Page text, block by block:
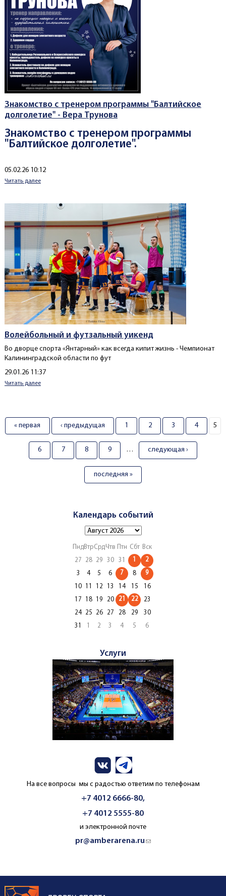
Знакомство с тренером программы "Балтийское
долголетие" - Вера Трунова
Знакомство с тренером программы
"Балтийское долголетие".
Создано
05.02.26 10:12
Читать далее
Волейбольный и футзальный уикенд
Во дворце спорта «Янтарный»как всегда кипит жизнь - Чемпионат
Калининградской области по фут
Создано
29.01.26 11:37
Читать далее
« первая ‹ предыдущая 1 2 3 4 5
6 7 8 9 … следующая ›
последняя »
Календарь событий
ПндВтрСрдЧтв Птн Сбт Вск
27
28 29 30 31 1 2
3 4 5 6 7 8 9
10 12 13 14 15
16
17
18 19 20 21 22
23
24
25 26 27 28 29
30
31
2 3 4 5 6
Услуги
На все вопросы мы с радостью ответим по телефонам
+7 4012 6666-80,
+7 4012 5555-80
и электронной почте
pr@amberarena.ru(link sends e-mail)